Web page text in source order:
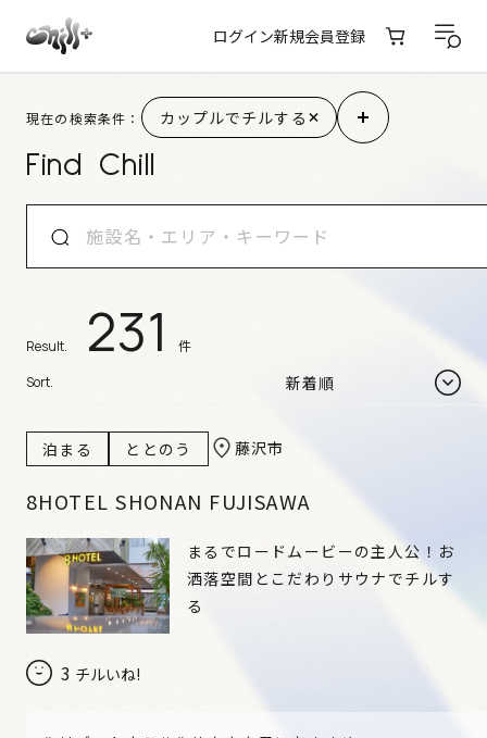
ログイン新規会員登録
Result. 231 件
Sort.
泊まる ととのう 藤沢市
8HOTEL SHONAN FUJISAWA
3 チルいね!
まるでロードムービーの主人公！お
洒落空間とこだわりサウナでチルす
る
Find Chill
現在の検索条件： カップルでチルする